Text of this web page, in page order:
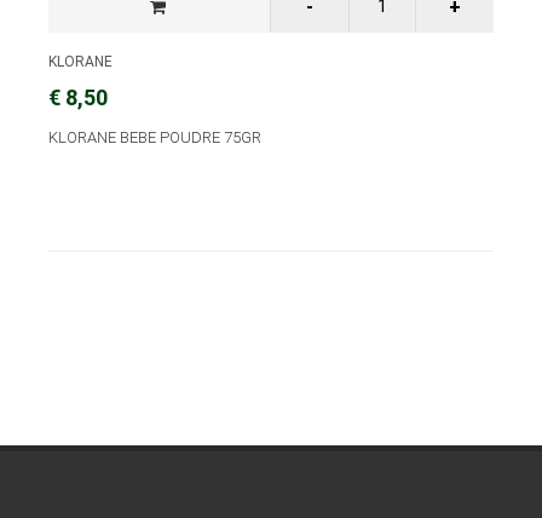
KLORANE
€ 8,50
KLORANE BEBE POUDRE 75GR